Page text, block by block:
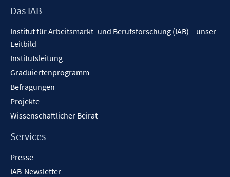
n
t
e
r
ö
f
f
n
Footer
Das IAB
Institut für Arbeitsmarkt- und Berufsforschung (IAB) – unser
Leitbild
Institutsleitung
Graduiertenprogramm
Befragungen
Projekte
Wissenschaftlicher Beirat
Services
Presse
IAB-Newsletter